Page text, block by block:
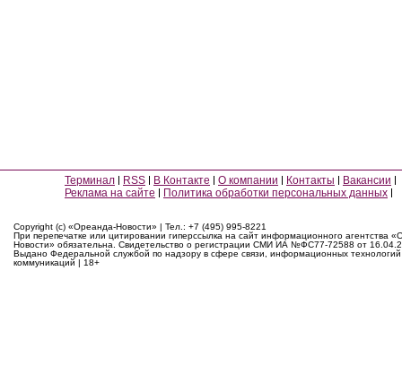
Терминал RSS В Контакте О компании Контакты
Вакансии
Реклама на сайте
Политика обработки персональных данных
Copyright (c) «Ореанда-Новости» | Тел.: +7 (495) 995-8221
При перепечатке или цитировании гиперссылка на сайт информационного агентства
Новости» обязательна. Свидетельство о регистрации СМИ ИА №ФС77-72588 от
Выдано Федеральной службой по надзору в сфере связи, информационных
коммуникаций | 18+